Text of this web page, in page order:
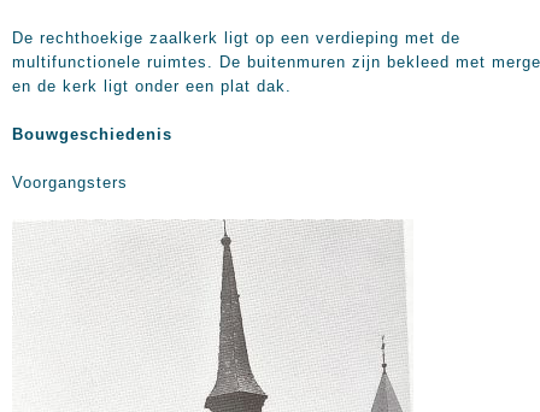
De rechthoekige zaalkerk ligt op een verdieping met de
multifunctionele ruimtes. De buitenmuren zijn bekleed met
en de kerk ligt onder een plat dak.
Bouwgeschiedenis
Voorgangsters